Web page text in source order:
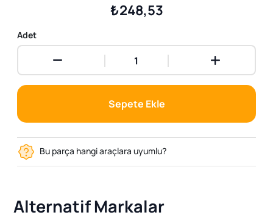
₺248,53
Adet
Sepete Ekle
Bu parça hangi araçlara uyumlu?
Alternatif Markalar